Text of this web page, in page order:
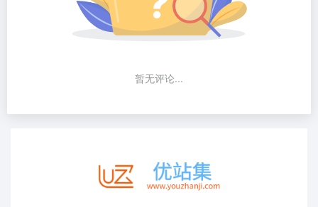
暂无评论...